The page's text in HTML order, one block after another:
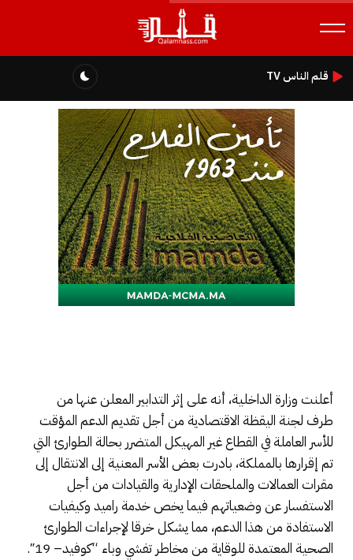
قلم الناس TV
أعلنت وزارة الداخلية، أنه على إثر التدابير المعلن عنها من
طرف لجنة اليقظة الاقتصادية من أجل تقديم الدعم المؤقت
للأسر العاملة في القطاع غير المهيكل المتضرر بحالة الطوارئ التي
تم إقرارها بالمملكة، بادرت بعض الأسر المعنية إلى الانتقال إلى
مقرات العمالات والملحقات الإدارية والقيادات من أجل
الاستفسار عن وضعياتهم فيما يخصخدمة راميد وكيفيات
الاستفادة من هذا الدعم، مما يشكلخرقا لإجراءات الطوارئ
الصحية المعتمدة للوقاية من مخاطر تفشي وباء “كوفيد–
.